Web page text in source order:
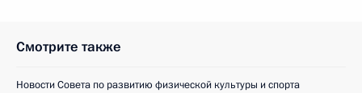
Смотрите также
Новости Совета по развитию физической культуры и спорта